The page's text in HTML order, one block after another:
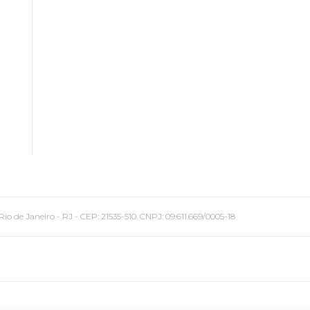
Janeiro - RJ - CEP: 21535-510. CNPJ: 09.611.669/0005-18